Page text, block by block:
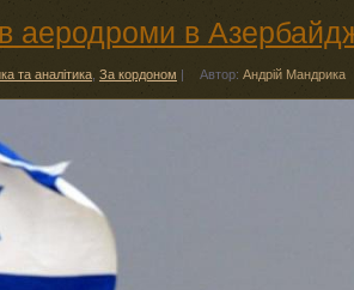
аеродроми в
та аналітика За кордоном Автор: Андрій Мандрика